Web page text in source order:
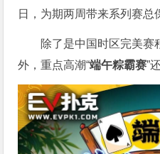
日，为期两周带来系列赛总
除了是中国时区完美赛
外，重点高潮“端午粽霸赛”